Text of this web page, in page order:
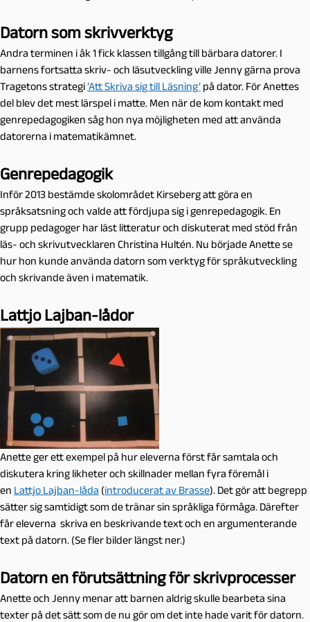
Datorn som skrivverktyg
Andra terminen i åk 1 fick klassen tillgång till bärbara datorer. I
barnens fortsatta skriv- och läsutveckling ville Jenny gärna prova
Tragetons strategi’Att Skriva sig till Läsning’ på dator. För Anettes
del blev det mest lärspel i matte. Men när de kom kontakt med
genrepedagogiken såg hon nya möjligheten med att använda
datorerna i matematikämnet.
Genrepedagogik
Inför 2013 bestämde skolområdet Kirseberg att göra en
språksatsning och valde att fördjupa sig i genrepedagogik. En
grupp pedagoger har läst litteratur och diskuterat med stöd från
läs- och skrivutvecklaren Christina Hultén. Nu började Anette se
hur hon kunde använda datorn som verktyg för språkutveckling
och skrivande även i matematik.
Lattjo Lajban-lådor
Anette ger ett exempel på hur eleverna först får samtala och
diskutera kring likheter och skillnader mellan fyra föremål i
en Lattjo Lajban-låda (introducerat av Brasse). Det gör att begrepp
sätter sig samtidigt som de tränar sin språkliga förmåga. Därefter
får eleverna skriva en beskrivande text och en argumenterande
text på datorn. (Se fler bilder längst ner.)
Datorn en förutsättning för skrivprocesser
Anette och Jenny menar att barnen aldrig skulle bearbeta sina
texter på det sätt som de nu gör om det inte hade varit för datorn.